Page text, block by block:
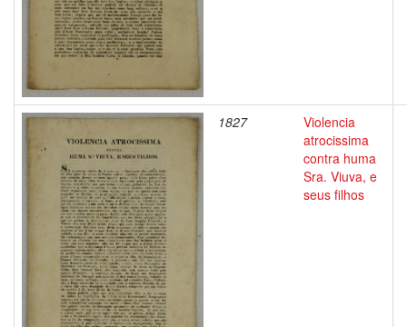
1827
Violencia
atrocissima
contra huma
Sra. Viuva, e
seus filhos